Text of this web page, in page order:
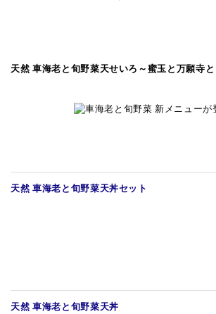
天然 車海老と旬野菜天せいろ ～蜜玉と万願寺
天然 車海老と旬野菜天丼セット
天然 車海老と旬野菜天丼